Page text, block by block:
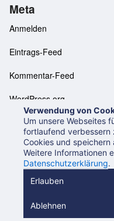
Meta
Anmelden
Eintrags-Feed
Kommentar-Feed
WordPress.org
Neues aus der UB
Verwendung von
Um unsere Webseites
fortlaufend verbessern
Cookies und
Weitere Informationen
Datenschutzerklärung.
Erlauben
Ablehnen